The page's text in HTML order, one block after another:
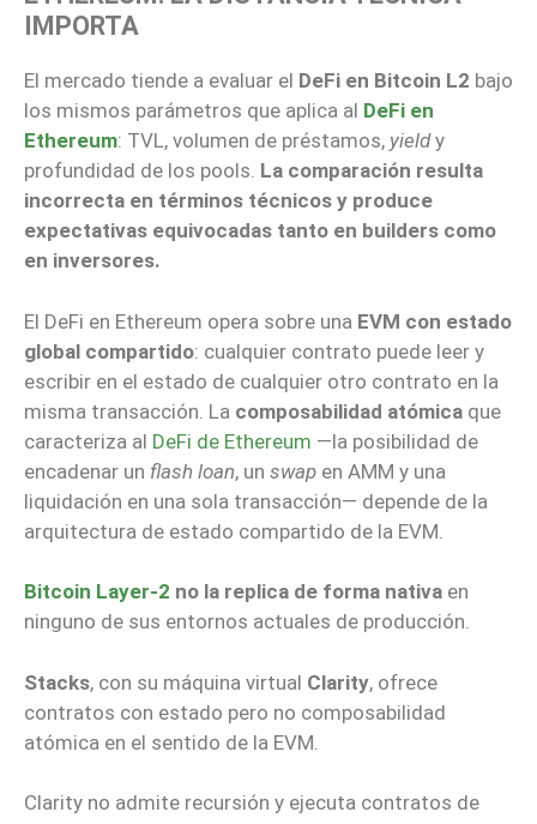
IMPORTA
El mercado tiende a evaluar el DeFi en Bitcoin L2 bajo
los mismos parámetros que aplica al DeFi en
Ethereum: TVL, volumen de préstamos, yieldy
profundidad de los pools. La comparación resulta
incorrecta en términos técnicos y produce
expectativas equivocadas tanto en builders como
en inversores.
El DeFi en Ethereum opera sobre una EVM con estado
global compartido: cualquier contrato puede leer y
escribir en el estado de cualquier otro contrato en la
misma transacción. La composabilidad atómica que
caracteriza al DeFi de Ethereum —la posibilidad de
encadenar un flash loan, un swap en AMM y una
liquidación en una sola transacción— depende de la
arquitectura de estado compartido de la EVM.
Bitcoin Layer-2 no la replica de forma nativa en
ninguno de sus entornos actuales de producción.
Stacks, con su máquina virtual Clarity, ofrece
contratos con estado pero no composabilidad
atómica en el sentido de la EVM.
Clarity no admite recursión y ejecuta contratos de